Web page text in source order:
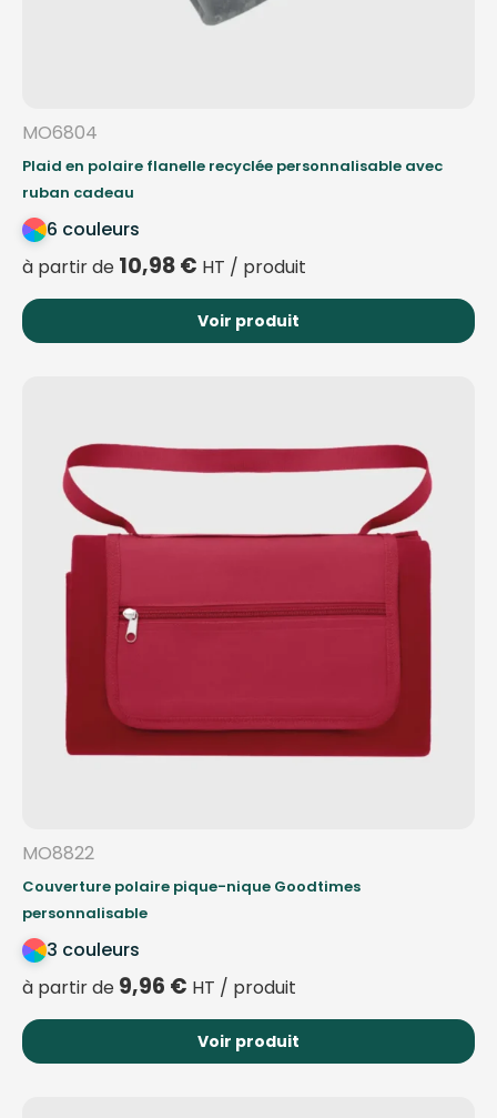
MO6804
Plaid en polaire flanelle recyclée personnalisable avec
ruban cadeau
6 couleurs
à partir de 10,98€ HT / produit
Voir produit
MO8822
Couverture polaire pique-nique Goodtimes
personnalisable
3 couleurs
à partir de 9,96 € HT / produit
Voir produit